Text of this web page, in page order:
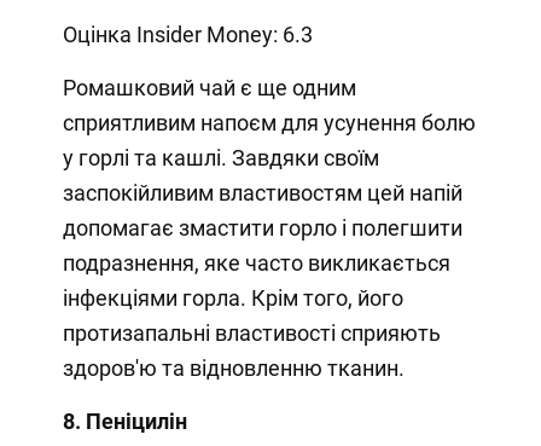
Оцінка Insider Money: 6.3
Ромашковий чай є ще одним
сприятливим напоєм для усунення болю
у горлі та кашлі. Завдяки своїм
заспокійливим властивостям цей напій
допомагає змастити горло і полегшити
подразнення, яке часто викликається
інфекціями горла. Крім того, його
протизапальні властивості сприяють
здоров'ю та відновленню тканин.
8. Пеніцилін